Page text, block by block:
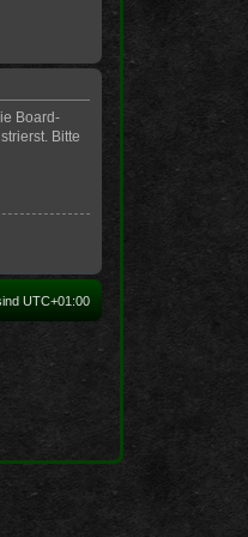
Board-
Bitte
UTC+01:00